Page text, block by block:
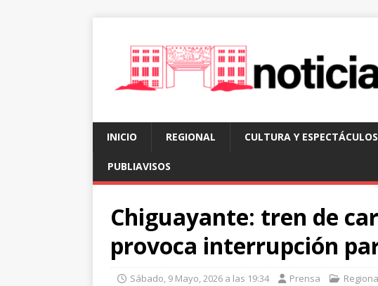
INICIO REGIONAL CULTURA Y ESPECTÁCULOS
PUBLIAVISOS
Chiguayante: tren de
provoca interrupción
Sábado, 9 Mayo, 2026 a las 19:34 Prensa